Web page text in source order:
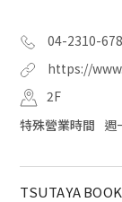
04-2310-
https://
2F
特殊營業時間 週
TSUTAYA